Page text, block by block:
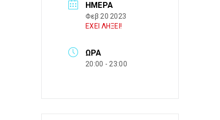
ΗΜΈΡΑ
Φεβ 20 2023
ΕΧΕΙ ΛΗΞΕΙ!
ΏΡΑ
20:00 - 23:00